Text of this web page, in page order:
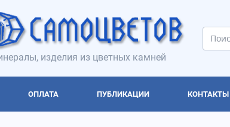
изделия из цветных камней
ОПЛАТА ПУБЛИКАЦИИ КОНТАКТЫ